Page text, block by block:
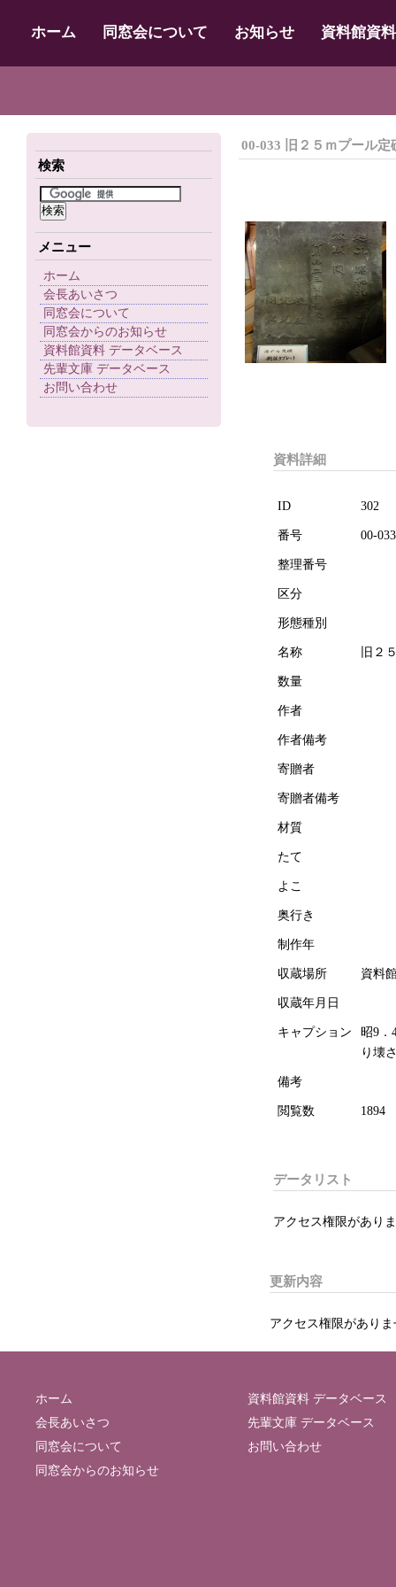
ホーム 同窓会について お知らせ 資料館資
検索
メニュー
ホーム
会長あいさつ
同窓会について
同窓会からのお知らせ
資料館資料 データベース
先輩文庫 データベース
お問い合わせ
00-033 旧２５ｍプール定
資料詳細
ID 302
番号 00-033
整理番号
区分
形態種別
名称 旧２
数量
作者
作者備考
寄贈者
寄贈者備考
材質
たて
よこ
奥行き
制作年
収蔵場所 資料
収蔵年月日
キャプション
昭9
り壊
備考
閲覧数 1894
データリスト
アクセス権限があり
更新内容
アクセス権限があり
ホーム
会長あいさつ
同窓会について
同窓会からのお知らせ
資料館資料 データベース
先輩文庫 データベース
お問い合わせ